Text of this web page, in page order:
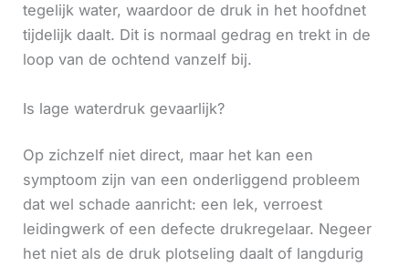
tegelijk water, waardoor de druk in het hoofdnet
tijdelijk daalt. Dit is normaal gedrag en trekt in de
loop van de ochtend vanzelf bij.
Is lage waterdruk gevaarlijk?
Op zichzelf niet direct, maar het kan een
symptoom zijn van een onderliggend probleem
dat wel schade aanricht: een lek, verroest
leidingwerk of een defecte drukregelaar. Negeer
het niet als de druk plotseling daalt of langdurig